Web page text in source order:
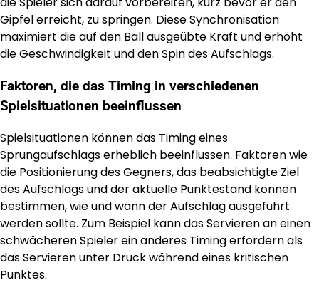
Gipfel erreicht, zu springen. Diese Synchronisation
maximiert die auf den Ball ausgeübte Kraft und erhöht
die Geschwindigkeit und den Spin des Aufschlags.
Faktoren, die das Timing in verschiedenen
Spielsituationen beeinflussen
Spielsituationen können das Timing eines
Sprungaufschlags erheblich beeinflussen. Faktoren wie
die Positionierung des Gegners, das beabsichtigte Ziel
des Aufschlags und der aktuelle Punktestand können
bestimmen, wie und wann der Aufschlag ausgeführt
werden sollte. Zum Beispiel kann das Servieren an einen
schwächeren Spieler ein anderes Timing erfordern als
das Servieren unter Druck während eines kritischen
Punktes.